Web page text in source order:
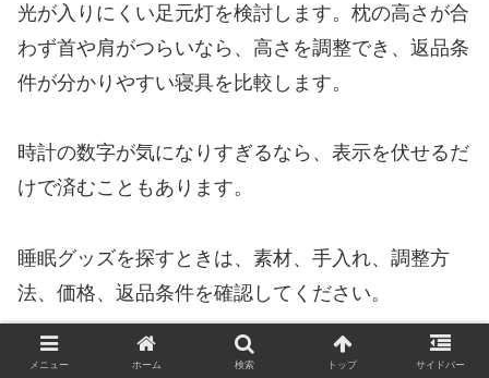
光が入りにくい足元灯を検討します。枕の高さが合
わず首や肩がつらいなら、高さを調整でき、返品条
件が分かりやすい寝具を比較します。
時計の数字が気になりすぎるなら、表示を伏せるだ
けで済むこともあります。
睡眠グッズを探すときは、素材、手入れ、調整方
法、価格、返品条件を確認してください。
「眠れる」「改善する」という強い宣伝だけで決め
メニュー ホーム 検索 トップ サイドバー